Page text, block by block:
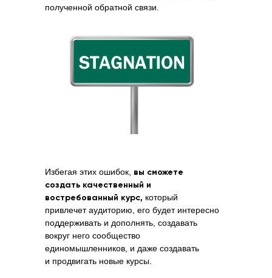
полученной обратной связи.
Избегая этих ошибок, вы сможете
создать качественный и
востребованный курс, который
привлечет аудиторию, его будет интересно
поддерживать и дополнять, создавать
вокруг него сообщество
единомышленников, и даже создавать
и продвигать новые курсы.